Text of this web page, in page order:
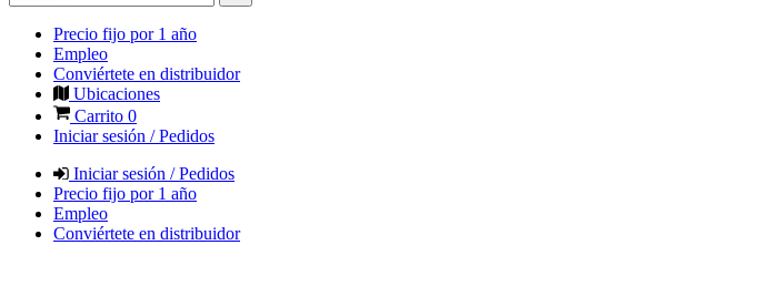
Precio fijo por 1 año
Empleo
Conviértete en distribuidor
Ubicaciones
Carrito 0
Iniciar sesión / Pedidos
Iniciar sesión / Pedidos
Precio fijo por 1 año
Empleo
Conviértete en distribuidor